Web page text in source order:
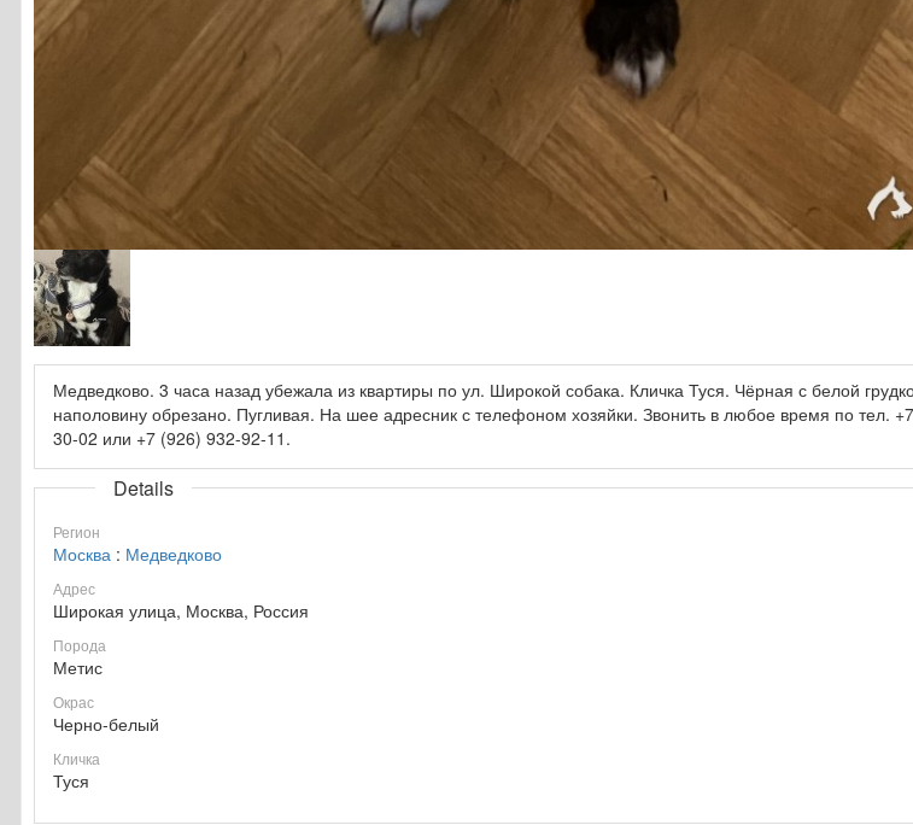
Медведково. 3 часа назад убежала из квартиры по ул. Широкой собака. Кличка Туся. Чёрная с белой
наполовину обрезано. Пугливая. На шее адресник с телефоном хозяйки. Звонить в любое время по тел.
30-02 или +7 (926) 932-92-11.
Details
Регион
Москва : Медведково
Адрес
Широкая улица, Москва, Россия
Порода
Метис
Окрас
Черно-белый
Кличка
Туся